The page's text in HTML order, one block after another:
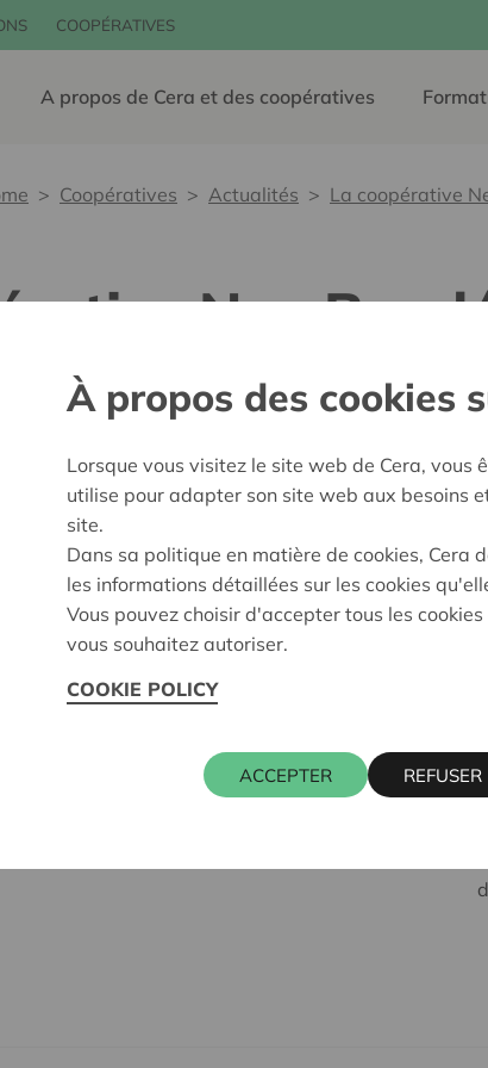
COOPÉRATIVES
A propos de Cera et des coopératives
Coopératives Actualités La coopérative
NewB a
bancaire
À propos des cookies
Lorsque vous visitez le site web de Cera, vous
utilise pour adapter son site web aux besoins
site.
Dans sa politique en matière de cookies, Cera
les informations détaillées sur les cookies
Vous pouvez choisir d'accepter tous les
vous souhaitez autoriser.
COOKIE POLICY
ACCEPTER REFUSER